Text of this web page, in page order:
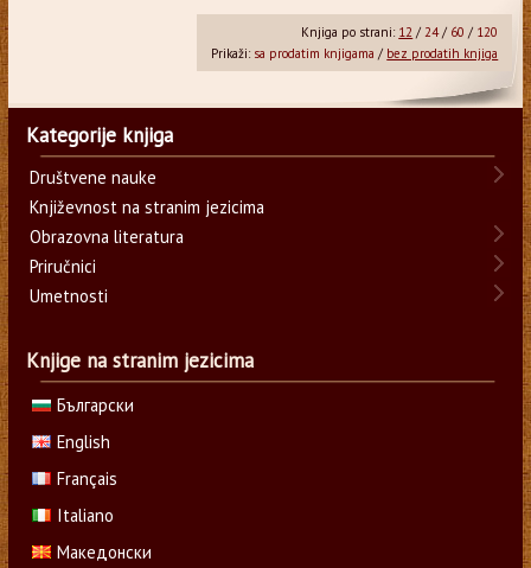
Knjiga po strani: 12 /24/ 60 / 120
Prikaži: sa prodatim knjigama / bez prodatih knjiga
Kategorije knjiga
Društvene nauke
Književnost na stranim jezicima
Obrazovna literatura
Priručnici
Umetnosti
Knjige na stranim jezicima
Български
English
Français
Italiano
Македонски